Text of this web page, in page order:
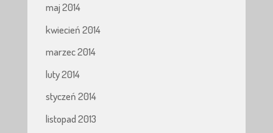
maj 2014
kwiecień 2014
marzec 2014
luty 2014
styczeń 2014
listopad 2013